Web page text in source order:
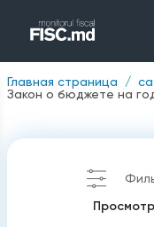
Главная страница
Закон о бюджете на